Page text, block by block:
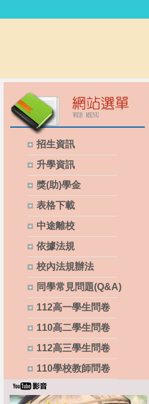
招生資訊
升學資訊
獎(助)學金
表格下載
中途離校
依據法規
校內法規辦法
同學常見問題(Q&A)
112高一學生問卷
110高二學生問卷
112高三學生問卷
110學校教師問卷